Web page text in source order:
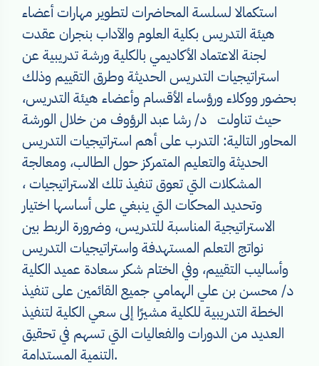
استكمالا لسلسة المحاضرات لتطوير مهارات أعضاء
هيئة التدريس بكلية العلوم والآداب بنجران عقدت
لجنة الاعتماد الأكاديمي بالكلية ورشة تدريبية عن
استراتيجيات التدريس الحديثة وطرق التقييم وذلك
بحضور ووكلاء ورؤساء الأقسام وأعضاء هيئة التدريس،
حيث تناولت د/ رشا عبد الرؤوف من خلال الورشة
المحاور التالية: التدرب على أهم استراتيجيات التدريس
الحديثة والتعليم المتمركز حول الطالب، ومعالجة
المشكلات التي تعوق تنفيذ تلك الاستراتيجيات ،
وتحديد المحكات التي ينبغي على أساسها اختيار
الاستراتيجية المناسبة للتدريس، وضرورة الربط بين
نواتج التعلم المستهدفة واستراتيجيات التدريس
وأساليب التقييم، وفي الختام شكر سعادة عميد الكلية
د/ محسن بن علي الهمامي جميع القائمين على تنفيذ
الخطة التدريبية للكلية مشيرًا إلى سعي الكلية لتنفيذ
العديد من الدورات والفعاليات التي تسهم في تحقيق
التنمية المستدامة.